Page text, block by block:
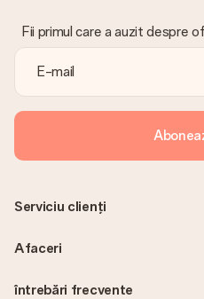
Fii primul care a auzit despre
întrebări frecvente
Serviciu clienți
Afaceri